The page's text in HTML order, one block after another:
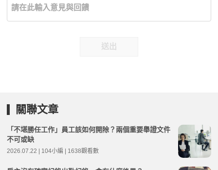
送出
關聯文章
「不堪勝任工作」員工該如何開除？兩個重要舉證文件
不可或缺
2026.07.22 | 104小編 | 1638觀看數